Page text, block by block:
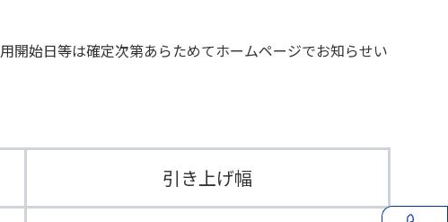
開始日等は確定次第あらためてホームページでお知らせい
引き上げ幅